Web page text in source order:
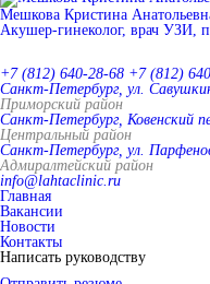
Мешкова Кристина
Акушер-гинеколог, врач УЗИ,
+7 (812) 640-28-68 +7 (812)
Санкт-Петербург, ул.
Приморский район
Санкт-Петербург, Ковенский
Центральный район
Санкт-Петербург, ул.
Адмиралтейский район
info@lahtaclinic.ru
Главная
Вакансии
Новости
Контакты
Написать руководству